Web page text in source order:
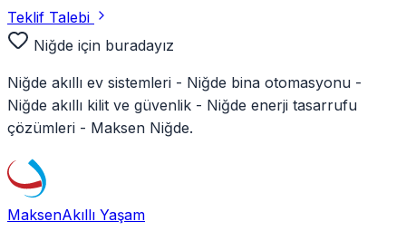
Teklif Talebi
Niğde için buradayız
Niğde akıllı ev sistemleri - Niğde bina otomasyonu -
Niğde akıllı kilit ve güvenlik - Niğde enerji tasarrufu
çözümleri - Maksen Niğde.
MaksenAkıllı Yaşam